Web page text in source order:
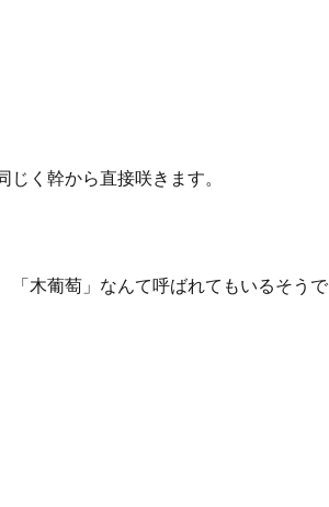
く幹から直接咲きます。
「木葡萄」なんて呼ばれてもいるそうで